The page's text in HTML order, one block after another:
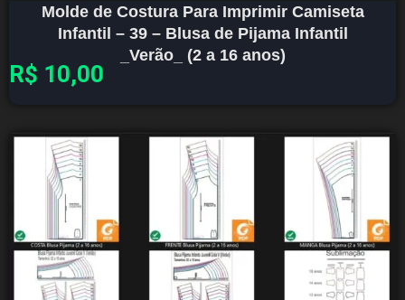
Molde de Costura Para Imprimir Camiseta
Infantil – 39 – Blusa de Pijama Infantil
_Verão_ (2 a 16 anos)
R$ 10,00